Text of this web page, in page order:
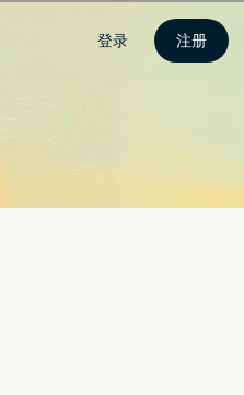
登录 注册